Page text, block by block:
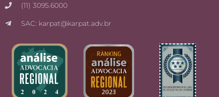
(11) 3095.6000
SAC: karpat@karpat.adv.br